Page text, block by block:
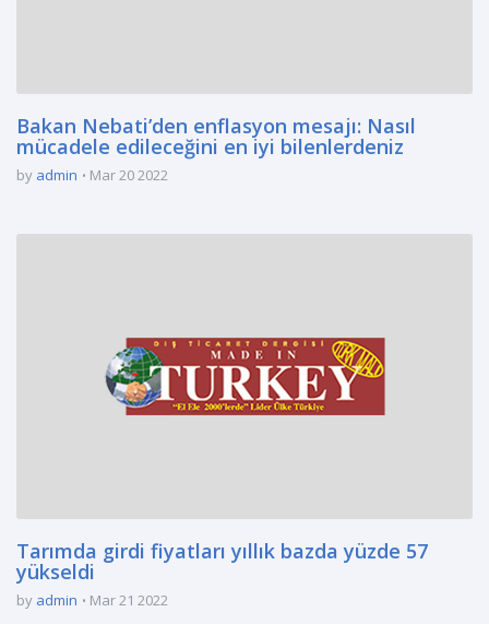
Bakan Nebati’den enflasyon mesajı: Nasıl
mücadele edileceğini en iyi bilenlerdeniz
by admin Mar 20 2022
Tarımda girdi fiyatları yıllık bazda yüzde 57
yükseldi
by admin Mar 21 2022